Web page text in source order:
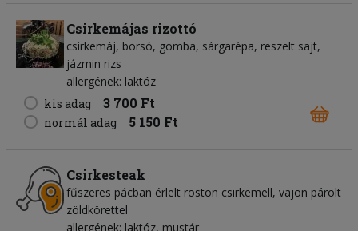
Csirkemájas rizottó
csirkemáj, borsó, gomba, sárgarépa, reszelt sajt,
jázmin rizs
allergének: laktóz
kis adag
3 700 Ft
normál adag 5 150 Ft
Csirkesteak
fűszeres pácban érlelt roston csirkemell, vajon párolt
zöldkörettel
allergének: laktóz, mustár